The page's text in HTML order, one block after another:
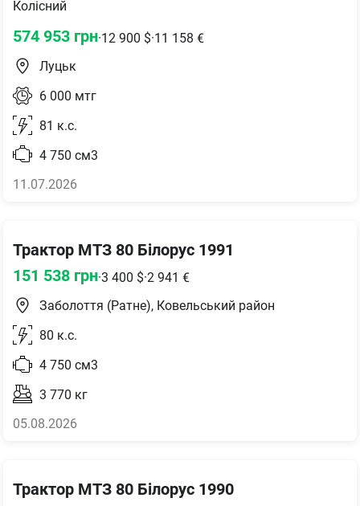
Колісний
574 953 грн·12 900 $·11 158 €
Луцьк
6 000 мтг
81 к.с.
4 750 см3
11.07.2026
Трактор МТЗ 80 Білорус 1991
151 538 грн·3 400 $·2 941 €
Заболоття (Ратне), Ковельський район
80 к.с.
4 750 см3
3 770 кг
05.08.2026
Трактор МТЗ 80 Білорус 1990